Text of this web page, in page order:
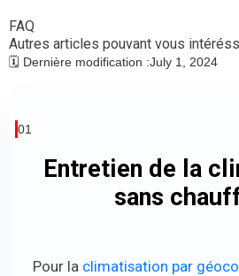
FAQ
Autres articles pouvant vous
🗓️ Dernière modification :July 1, 2024
01
Entretien de la
sans
Pour la climatisation par